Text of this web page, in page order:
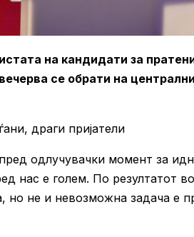
на кандидати за
се обрати на
драги пријатели
одлучувачки момент за
нас е голем. По резултатот
но не и невозможна задача е